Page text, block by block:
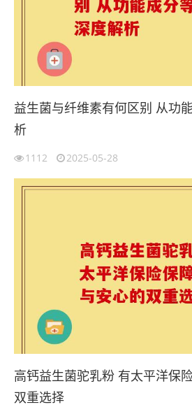
益生菌与纤维素有何区别 从功
析
1112 2025-05-28
高钙益生菌驼乳粉 有太平洋保
双重选择